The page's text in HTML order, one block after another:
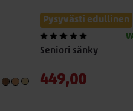
Pysyvästi edullinen
Seniori sänky
449,00